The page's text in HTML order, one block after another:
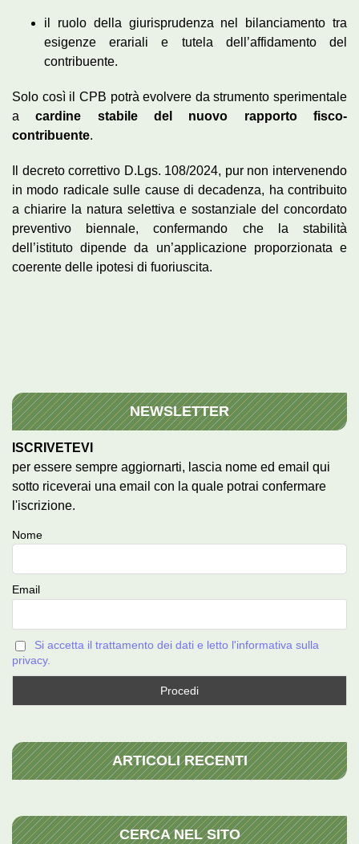
il ruolo della giurisprudenza nel bilanciamento tra
esigenze erariali e tutela dell’affidamento del
contribuente.
Solo così il CPB potrà evolvere da strumento sperimentale
acardine stabile del nuovo rapporto fisco-
contribuente.
Il decreto correttivo D.Lgs. 108/2024, pur non intervenendo
in modo radicale sulle cause di decadenza, ha contribuito
a chiarire la natura selettiva e sostanziale del concordato
preventivo biennale, confermando che la stabilità
dell’istituto dipende da un’applicazione proporzionata e
coerente delle ipotesi di fuoriuscita.
NEWSLETTER
ISCRIVETEVI
per essere sempre aggiornarti, lascia nome ed email qui
sotto riceverai una email con la quale potrai confermare
l'iscrizione.
Nome
Email
Si accetta il trattamento dei dati e letto l'informativa sulla
privacy.
ARTICOLI RECENTI
CERCA NEL SITO